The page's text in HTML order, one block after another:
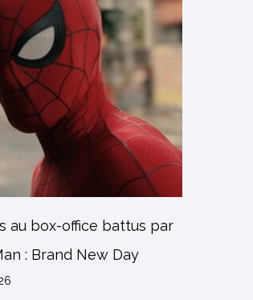
au box-office battus par
: Brand New Day